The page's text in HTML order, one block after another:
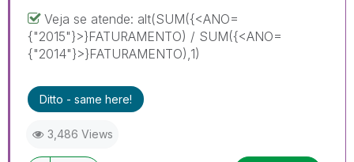
Veja se atende: alt(SUM({<ANO=
{"2015"}>}FATURAMENTO) / SUM({<ANO=
{"2014"}>}FATURAMENTO),1)
Ditto - same here!
3,486 Views